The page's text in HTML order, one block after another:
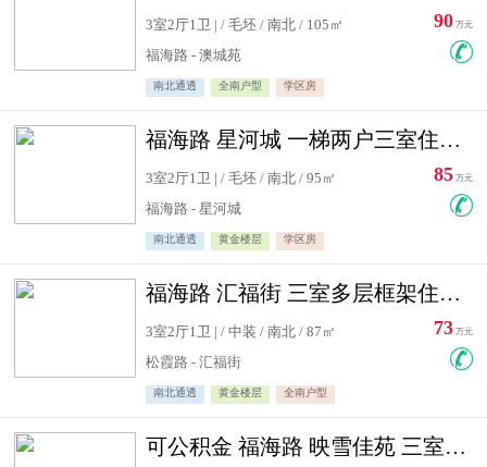
3室2厅1卫 | / 毛坯 / 南北 / 105㎡
福海路 - 澳城苑
南北通透 全南户型 学区房
90 万元
福海路 星河城 一梯两户三室住宅急售
3室2厅1卫 | / 毛坯 / 南北 / 95㎡
福海路 - 星河城
南北通透 黄金楼层 学区房
85 万元
福海路 汇福街 三室多层框架住宅急售
3室2厅1卫 | / 中装 / 南北 / 87㎡
松霞路 - 汇福街
南北通透 黄金楼层 全南户型
73 万元
可公积金 福海路 映雪佳苑 三室住宅急售送小棚